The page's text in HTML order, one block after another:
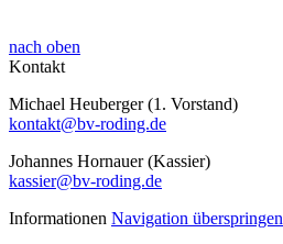
nach oben
Kontakt
Michael Heuberger (1. Vorstand)
kontakt@bv-roding.de
Johannes Hornauer (Kassier)
kassier@bv-roding.de
Informationen Navigation überspringen